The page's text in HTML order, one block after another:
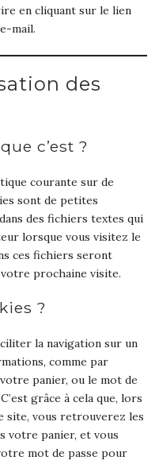
en cliquant sur le lien
mail.
des
c’est ?
courante sur de
sont de petites
des fichiers textes qui
lorsque vous visitez le
ces fichiers seront
prochaine visite.
?
la navigation sur un
comme par
panier, ou le mot de
grâce à cela que, lors
site, vous retrouverez les
votre panier, et vous
mot de passe pour